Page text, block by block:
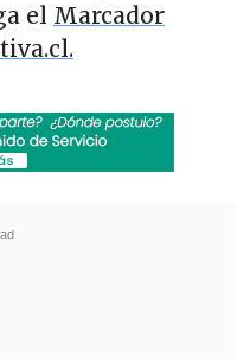
el Marcador